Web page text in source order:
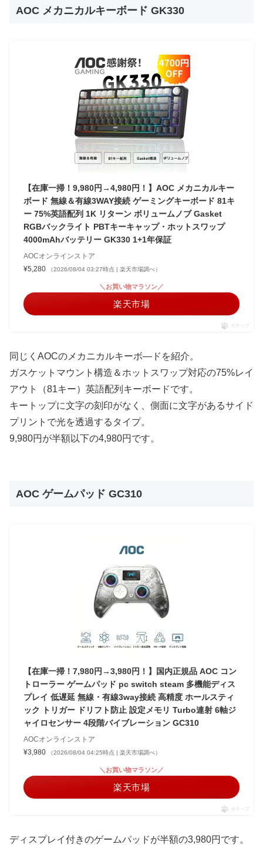
AOC メカニカルキーボード GK330
【在庫一掃！9,980円→4,980円！】AOC メカニカルキー
ボード 無線＆有線3WAY接続 ゲーミングキーボード 81キ
ー 75%英語配列 1K リターン ボリュームノブ Gasket
RGBバックライト PBTキーキャップ・ホットスワップ
4000mAhバッテリー GK330 1+1年保証
AOCオンラインストア
¥5,280
（2026/08/04 03:27時点 | 楽天市場調べ）
＼お買い物マラソン／
楽天市場
ポチップ
同じくAOCのメカニカルキーボ―ドを紹介。
ガスケットマウント構造＆ホットスワップ対応の75%レイ
アウト（81キー）英語配列キーボードです。
キートップに文字の刻印がなく、側面に文字があるサイド
プリントで光を透過するタイプ。
9,980円が半額以下の4,980円です。
AOC ゲームパッド GC310
【在庫一掃！7,980円→3,980円！】国内正規品 AOC コン
トローラー ゲームパッド pc switch steam 多機能ディス
プレイ 低遅延 無線・有線3way接続 高精度 ホールスティ
ック トリガー ドリフト防止 設定メモリ Turbo連射 6軸ジ
ャイロセンサー 4段階バイブレーション GC310
AOCオンラインストア
¥3,980
（2026/08/04 04:25時点 | 楽天市場調べ）
＼お買い物マラソン／
楽天市場
ポチップ
ディスプレイ付きのゲームパッドが半額の3,980円です。